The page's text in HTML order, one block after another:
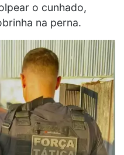
o cunhado,
na perna.